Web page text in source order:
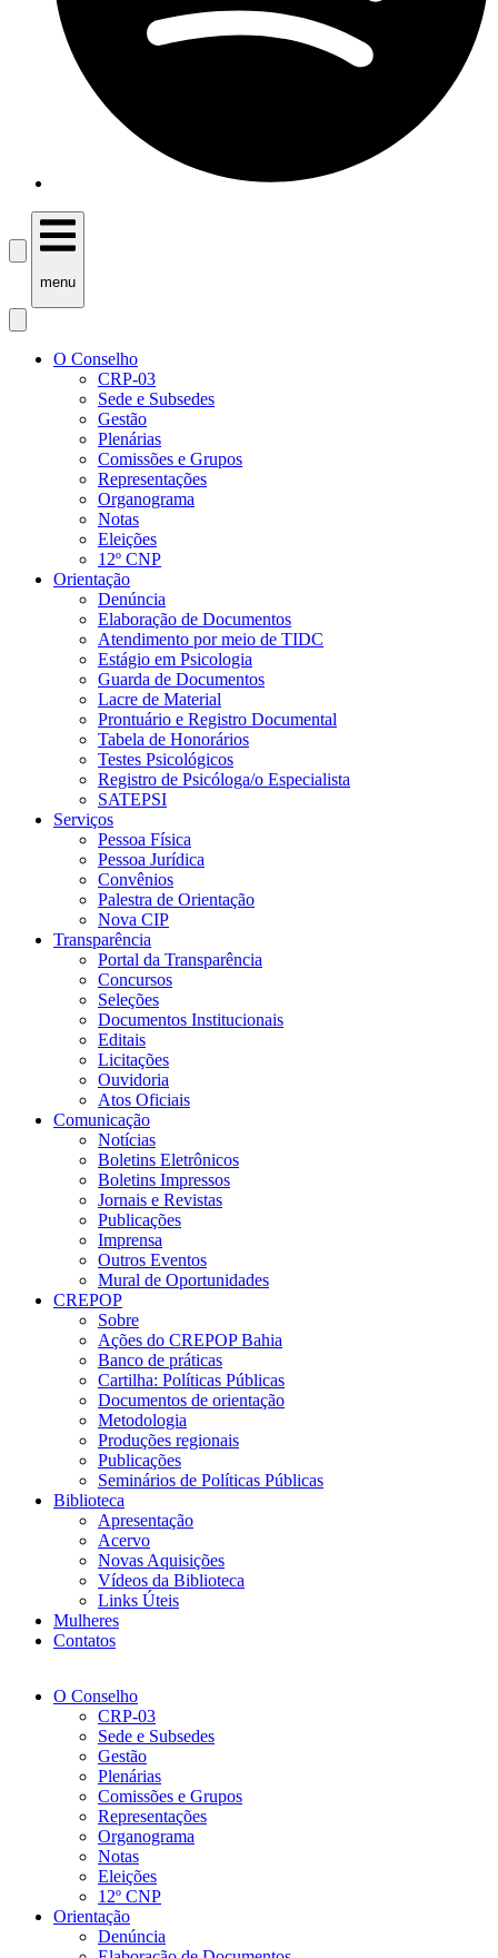
menu
O Conselho
CRP-03
Sede e Subsedes
Gestão
Plenárias
Comissões e Grupos
Representações
Organograma
Notas
Eleições
12º CNP
Orientação
Denúncia
Elaboração de Documentos
Atendimento por meio de TIDC
Estágio em Psicologia
Guarda de Documentos
Lacre de Material
Prontuário e Registro Documental
Tabela de Honorários
Testes Psicológicos
Registro de Psicóloga/o Especialista
SATEPSI
Serviços
Pessoa Física
Pessoa Jurídica
Convênios
Palestra de Orientação
Nova CIP
Transparência
Portal da Transparência
Concursos
Seleções
Documentos Institucionais
Editais
Licitações
Ouvidoria
Atos Oficiais
Comunicação
Notícias
Boletins Eletrônicos
Boletins Impressos
Jornais e Revistas
Publicações
Imprensa
Outros Eventos
Mural de Oportunidades
CREPOP
Sobre
Ações do CREPOP Bahia
Banco de práticas
Cartilha: Políticas Públicas
Documentos de orientação
Metodologia
Produções regionais
Publicações
Seminários de Políticas Públicas
Biblioteca
Apresentação
Acervo
Novas Aquisições
Vídeos da Biblioteca
Links Úteis
Mulheres
Contatos
O Conselho
CRP-03
Sede e Subsedes
Gestão
Plenárias
Comissões e Grupos
Representações
Organograma
Notas
Eleições
12º CNP
Orientação
Denúncia